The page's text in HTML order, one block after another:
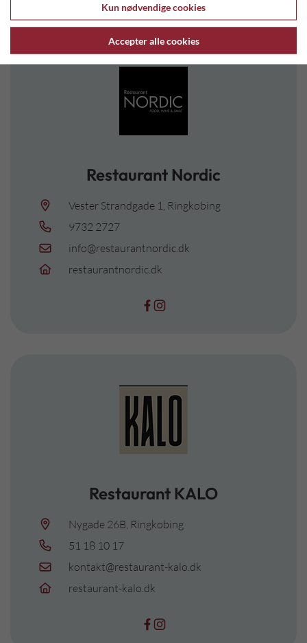
Restaurant Nordic
Vester Strandgade 1, Ringkøbing
9732 2727
info@restaurantnordic.dk
restaurantnordic.dk
Restaurant KALO
Nygade 26B, Ringkøbing
51 18 10 17
kontakt@restaurant-kalo.dk
restaurant-kalo.dk
Kun nødvendige cookies
Accepter alle cookies